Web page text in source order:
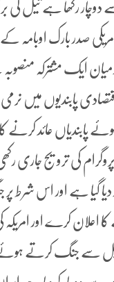
رکھا ہے تیل کی
راستے مسدود کئے ہیں۔ 2015 ءمیں
درمیان ایک مشترکہ
پابندیاں عائد کرنے
کی ترویج جاری
گیا ہے اور اس شرط پر
اعلان کرے اور
سے جنگ کرتے